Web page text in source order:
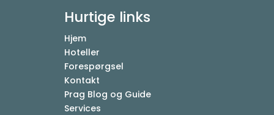
Hurtige links
Hjem
Hoteller
Forespørgsel
Kontakt
Prag Blog og Guide
Services